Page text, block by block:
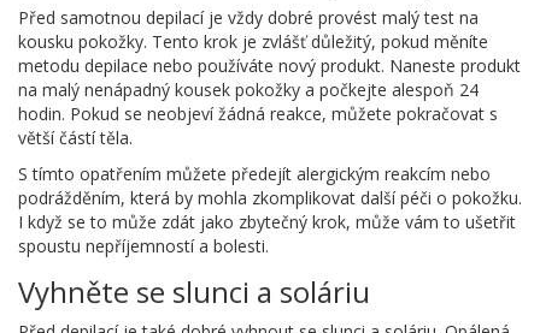
Před samotnou depilací je vždy dobré provést malý test na
kousku pokožky. Tento krok je zvlášť důležitý, pokud měníte
metodu depilace nebo používáte nový produkt. Naneste produkt
na malý nenápadný kousek pokožky a počkejte alespoň 24
hodin. Pokud se neobjeví žádná reakce, můžete pokračovat s
větší částí těla.
S tímto opatřením můžete předejít alergickým reakcím nebo
podrážděním, která by mohla zkomplikovat další péči o pokožku.
I když se to může zdát jako zbytečný krok, může vám to ušetřit
spoustu nepříjemností a bolesti.
Vyhněte se slunci a soláriu